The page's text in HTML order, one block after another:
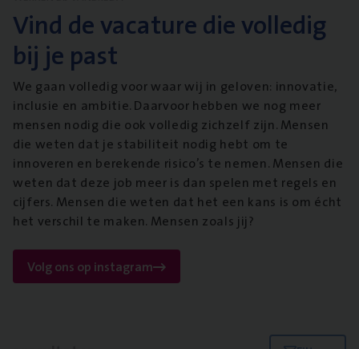
Vind de vacature die volledig
bij je past
We gaan volledig voor waar wij in geloven: innovatie,
inclusie en ambitie. Daarvoor hebben we nog meer
mensen nodig die ook volledig zichzelf zijn. Mensen
die weten dat je stabiliteit nodig hebt om te
innoveren en berekende risico’s te nemen. Mensen die
weten dat deze job meer is dan spelen met regels en
cijfers. Mensen die weten dat het een kans is om écht
het verschil te maken. Mensen zoals jij?
Volg ons op instagram